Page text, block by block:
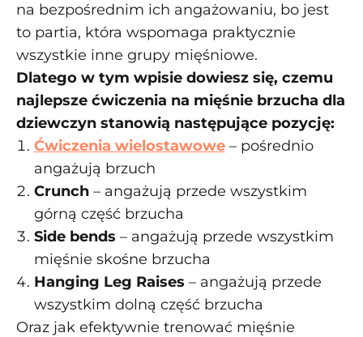
na bezpośrednim ich angażowaniu, bo jest
to partia, która wspomaga praktycznie
wszystkie inne grupy mięśniowe.
Dlatego w tym wpisie dowiesz się, czemu
najlepsze ćwiczenia na mięśnie brzucha dla
dziewczyn stanowią następujące pozycję:
Ćwiczenia wielostawowe– pośrednio
angażują brzuch
Crunch– angażują przede wszystkim
górną część brzucha
Side bends – angażują przede wszystkim
mięśnie skośne brzucha
Hanging Leg Raises – angażują przede
wszystkim dolną część brzucha
Oraz jak efektywnie trenować mięśnie